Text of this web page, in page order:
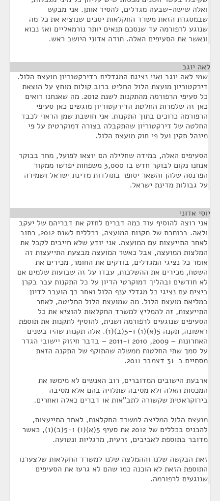
ואלה שישה-שבעה מגדלים, להסיר אותן. אני מבקש
שבמסגרת הזאת משרד החקלאות יסכים שנוציא את כל מה
שנוגע לרפורמה עד שנסכם תנאים יותר נורמאליים ואז נבוא
ונאשר את הסעיפים האלה. תודה אדוני היושב ראש.
לאה יוגב
שמי לאה יוגב ואני נציגת המגדלים בדירקטוריון מועצת הלול.
דירקטוריון מועצת הלול החליט ברוב קולות מוחץ על הוצאת
כל סעיפי הרפורמה מהתקנות לשנת 2012. מה שאנחנו רואים
כאן זה שלמרות החלטת הדירקטוריון מוגשים כאן סעיפי
הרפורמה כרוכים בתוך התקנות. אני חושבת שמן הראוי לכבד
החלטה של דירקטוריון שהתקבלה בצורה דמוקרטית על פי
מינהל תקין ועל פי חוק מועצת הלול.
הסעיפים האלה, במידה שחלילה הם יוצאו לפועל, מחר בבוקר
אנחנו נקום לבוקר חדש בו 3,000 משפחות יפרשו ממקור
הפרנסה שלהן והשאר יסופר בתולדות מדינת ישראל ושמירה
על גבולות מדינת ישראל.
יוסי אדוני
אני רוצה להוסיף עוד כמה דברים לחזק את דבריהם של יעקב
ולאה. בכותרת של תקנות המועצה, בכללים לשנת 2012, כתוב
לאחר התייעצות עם המועצה. אני יודע שלא חייבים לקבל את
המלצות המועצה, אבל כאשר המועצה מבצעת התייעצות זה
אומר כל נציגי המגדלים, בודקים את החומר, מכירים את
השטח, מכירים את ההשלכות, עבדו על זה שבועות שלמים אם
לא חודשים ובהליך דמוקרטי הדיון על כל התקנות עבר בקרן
ביצים עם נציגי כל מגדלי ענף הלול ואחר כך הועבר לדיון
במליאת מועצת הלול. מה שמועצת הלול החליטה, לאחר
התייעצות, זה להמליץ למשרד החקלאות להוציא את כל
הסעיפים שנוגעים לרפורמה ושנית, להוסיף לתקנות את תוספת
ראשונה, תקנה 5(א)(1) ו-5(ב)(1). אלה תקנות שהיו בשנים
האחרונות – 2009, 2010 ו-2011 – בדבר חיזוק יישובי הגדר
על סמך שתי החלטות ממשלה שהתוקף של התקנה הזאת
מסתיים ב-31 דצמבר 2011.
ארבעת הישובים המדוברים, רוב האנשים לא מימשו את
המכסות האלה ולא מסיבה שתלויה בהם אלא מסיבה
בירוקראטית שקשורה לתב"אות או דברים כאלה ואחרים.
מועצת הלול המליצה למשרד החקלאות, לאחר התייעצות,
להכניס בכללים של 2012 את סעיף 5(א)(1) ו-5(ב)(1), כאשר
מדובר בתוספת לאביבים, זרעית, מרגליות ונטועה.
זאת הבקשה שלנו וההמלצה שלנו למשרד החקלאות שלצערנו
התוספת הזאת לא הוכנה כמו שהם לא גרעו את הסעיפים
שנוגעים לרפורמה.